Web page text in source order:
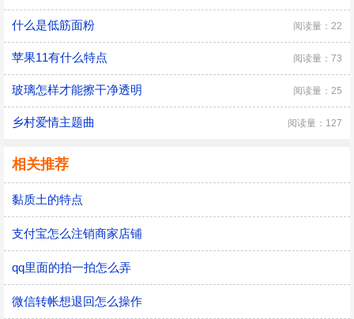
什么是低筋面粉 阅读量：22
苹果11有什么特点 阅读量：73
玻璃怎样才能擦干净透明 阅读量：25
乡村爱情主题曲 阅读量：127
相关推荐
黏质土的特点
支付宝怎么注销商家店铺
qq里面的拍一拍怎么弄
微信转帐想退回怎么操作